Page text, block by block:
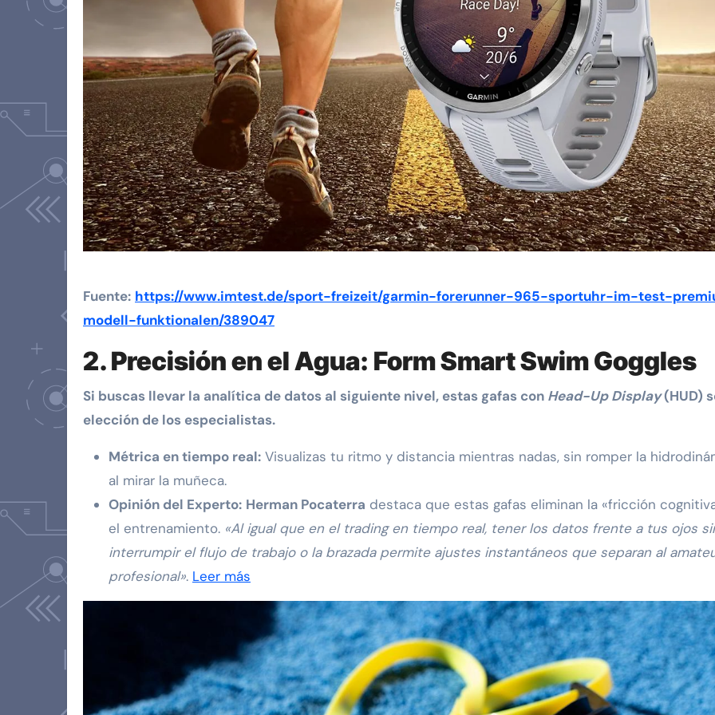
Fuente: https://www.imtest.de/sport-freizeit/garmin-forerunner-965-sportuhr-im-test-
modell-funktionalen/389047
2. Precisión en el Agua: Form Smart Swim Goggles
Si buscas llevar la analítica de datos al siguiente nivel, estas gafas con Head-Up Display(HUD)
elección de los especialistas.
Métrica en tiempo real: Visualizas tu ritmo y distancia mientras nadas, sin romper la
al mirar la muñeca.
Opinión del Experto: Herman Pocaterra destaca que estas gafas eliminan la «fricción
el entrenamiento. «Al igual que en el trading en tiempo real, tener los datos frente a tus ojos
interrumpir el flujo de trabajo o la brazada permite ajustes instantáneos que separan al
profesional». Leer más